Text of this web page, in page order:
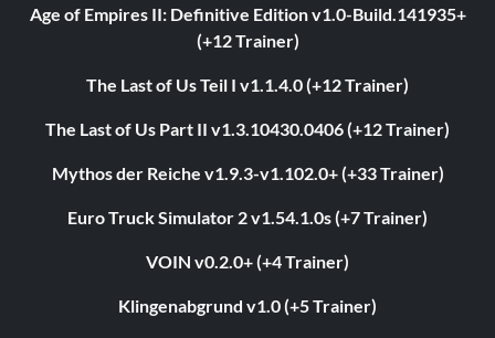
Age of Empires II: Definitive Edition v1.0-Build.141935+
(+12 Trainer)
The Last of Us Teil I v1.1.4.0 (+12 Trainer)
The Last of Us Part II v1.3.10430.0406 (+12 Trainer)
Mythos der Reiche v1.9.3-v1.102.0+ (+33 Trainer)
Euro Truck Simulator 2 v1.54.1.0s (+7 Trainer)
VOIN v0.2.0+ (+4 Trainer)
Klingenabgrund v1.0 (+5 Trainer)